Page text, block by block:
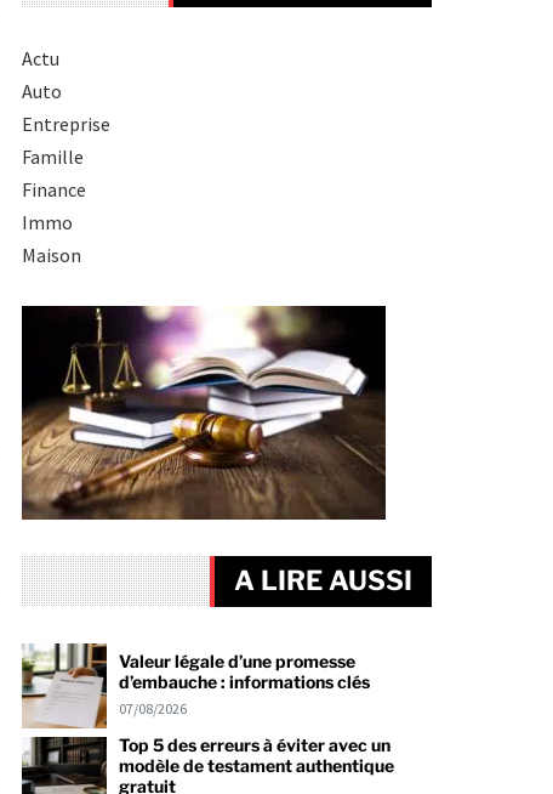
Actu
Auto
Entreprise
Famille
Finance
Immo
Maison
A LIRE AUSSI
Valeur légale d’une promesse
d’embauche : informations clés
07/08/2026
Top 5 des erreurs à éviter avec un
modèle de testament authentique
gratuit